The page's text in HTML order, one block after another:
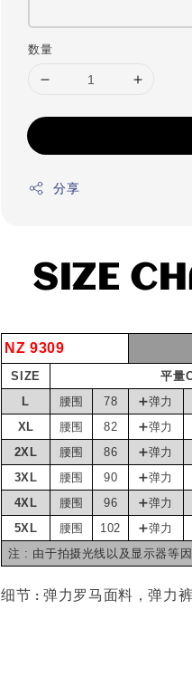
数量
分享
SIZE
NZ 9309
SIZE
平量
L
腰围 78 ➕弹力
XL
腰围 82 ➕弹力
2XL
腰围 86 ➕弹力
3XL
腰围 90 ➕弹力
4XL
腰围 96 ➕弹力
5XL
腰围 102 ➕弹力
注 : 由于拍摄光线以及显示器等
细节 : 弹力罗马面料，弹力